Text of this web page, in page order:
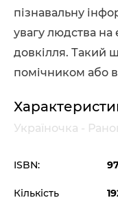
пізнавальну
увагу людства на
довкілля. Такий
помічником або
Україночка -
ISBN:
Кількість